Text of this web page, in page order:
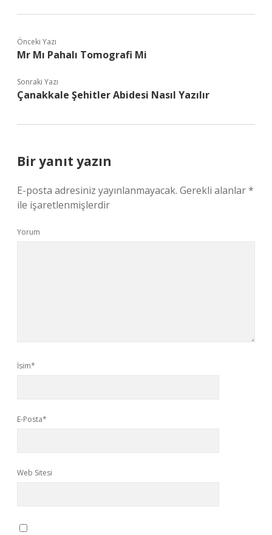
Önceki Yazı
Mr Mı Pahalı Tomografi Mi
Sonraki Yazı
Çanakkale Şehitler Abidesi Nasıl Yazılır
Bir yanıt yazın
E-posta adresiniz yayınlanmayacak. Gerekli alanlar*
ile işaretlenmişlerdir
Yorum
İsim*
E-Posta*
Web Sitesi